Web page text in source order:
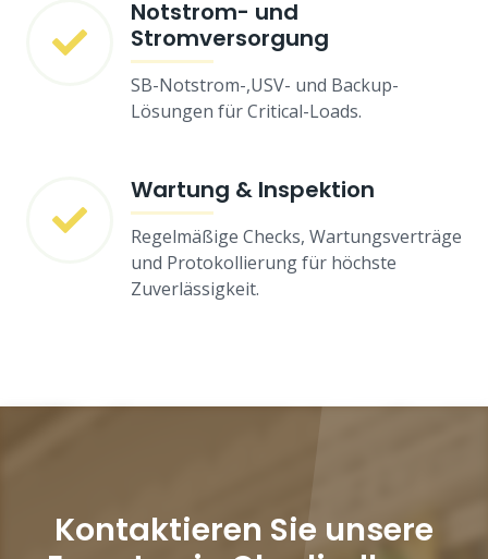
Notstrom- und
Stromversorgung
SB-Notstrom-,USV- und Backup-
Lösungen für Critical-Loads.
Wartung & Inspektion
Regelmäßige Checks, Wartungsverträge
und Protokollierung für höchste
Zuverlässigkeit.
Kontaktieren Sie unsere